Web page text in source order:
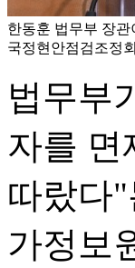
한동훈 법무부 장
국정현안점검조정
법무부
자를 면
따랐다
가정보